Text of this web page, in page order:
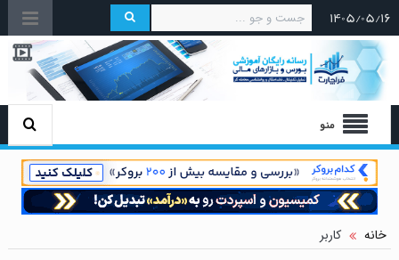
۱۴۰۵/۰۵/۱۶
منو
خانه کاربر